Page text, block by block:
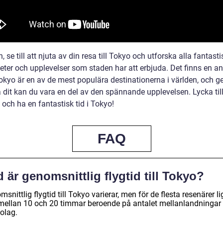
se till att njuta av din resa till Tokyo och utforska alla
och upplevelser som staden har att erbjuda. Det finns en
är en av de mest populära destinationerna i världen, och
kan du vara en del av den spännande upplevelsen. Lycka
och ha en fantastisk tid i Tokyo!
FAQ
är genomsnittlig flygtid till Tokyo?
flygtid till Tokyo varierar, men för de flesta resenärer
10 och 20 timmar beroende på antalet mellanlandningar